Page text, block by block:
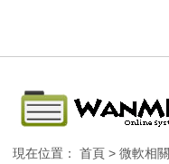
現在位置：首頁 >微軟相關